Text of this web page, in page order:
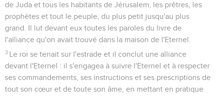
de Juda et tous les habitants de Jérusalem, les prêtres, les
prophètes et tout le peuple, du plus petit jusqu'au plus
grand. Il lut devant eux toutes les paroles du livre de
l'alliance qu'on avait trouvé dans la maison de l'Eternel.
3 Le roi se tenait sur l'estrade et il conclut une alliance
devant l'Eternel : il s'engagea à suivre l'Eternel et à respecter
ses commandements, ses instructions et ses prescriptions de
tout son cœur et de toute son âme, en mettant en pratique